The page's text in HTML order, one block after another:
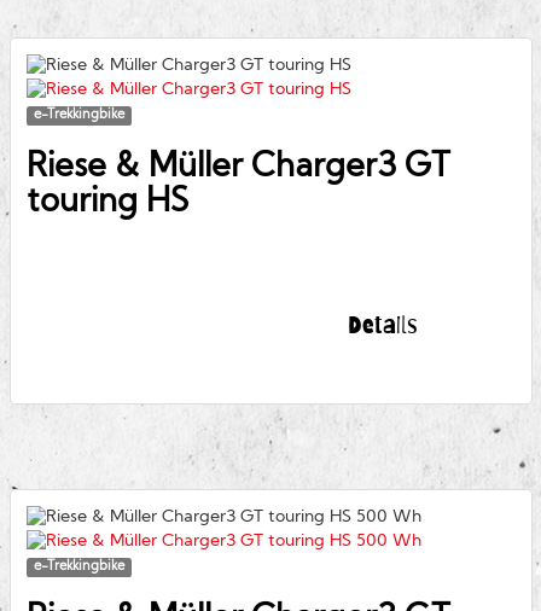
e-Trekkingbike
Riese & MüllerCharger3 GT
touring HS
Details
e-Trekkingbike